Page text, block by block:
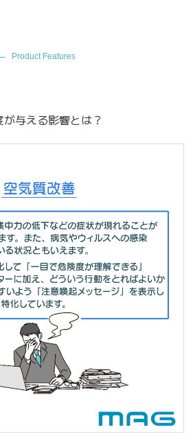
Product Features
与える影響とは？